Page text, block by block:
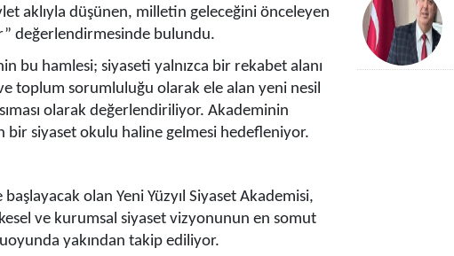
aklıyla düşünen, milletin geleceğini önceleyen
değerlendirmesinde bulundu.
bu hamlesi; siyaseti yalnızca bir rekabet alanı
toplum sorumluluğu olarak ele alan yeni nesil
olarak değerlendiriliyor. Akademinin
siyaset okulu haline gelmesi hedefleniyor.
olan Yeni Yüzyıl Siyaset Akademisi,
ve kurumsal siyaset vizyonunun en somut
yakından takip ediliyor.